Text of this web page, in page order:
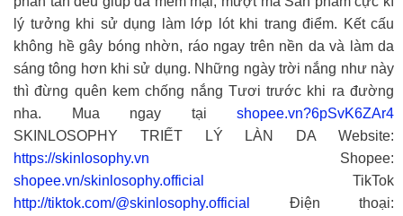
lý tưởng khi sử dụng làm lớp lót khi trang điểm. Kết cấu
không hề gây bóng nhờn, ráo ngay trên nền da và làm da
sáng tông hơn khi sử dụng. Những ngày trời nắng như này
thì đừng quên kem chống nắng Tươi trước khi ra đường
nha. Mua ngay tại shopee.vn?6pSvK6ZAr4
SKINLOSOPHY TRIẾT LÝ LÀN DA Website:
https://skinlosophy.vn Shopee:
shopee.vn/skinlosophy.official
TikTok
http://tiktok.com/@skinlosophy.official
Điện thoại: